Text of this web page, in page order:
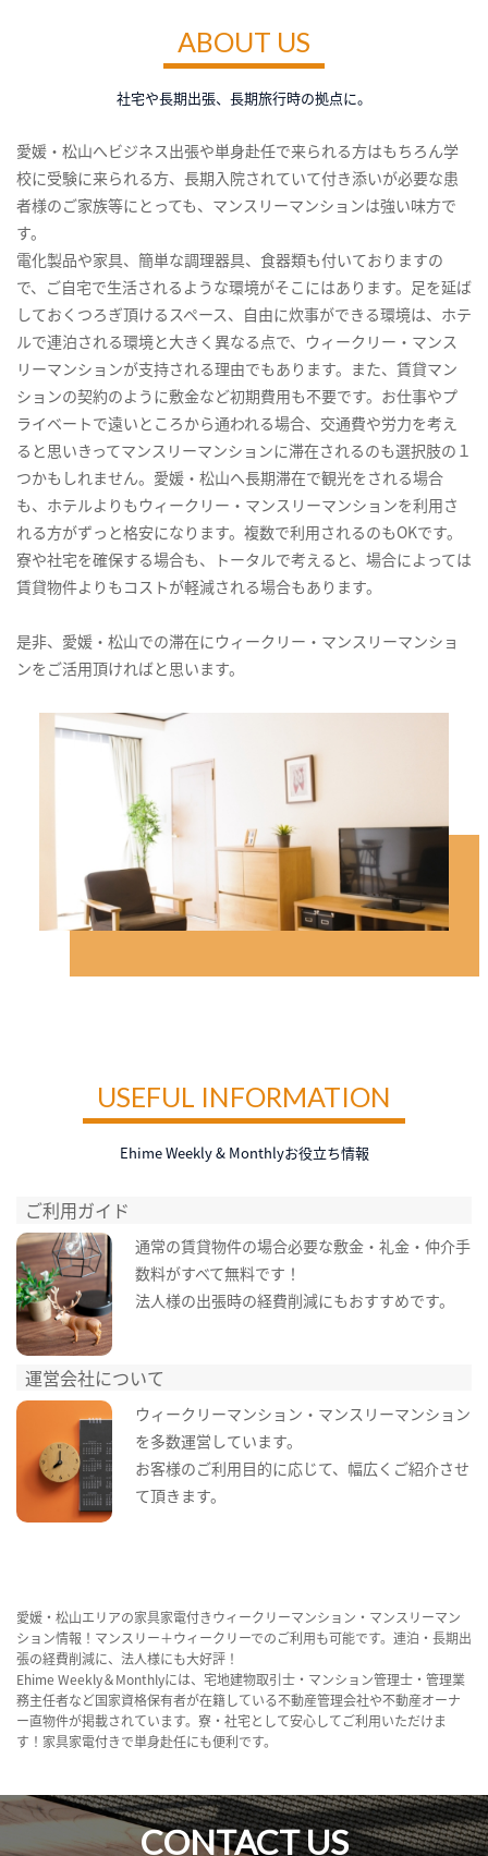
ABOUT US
社宅や長期出張、長期旅行時の拠点に。
愛媛・松山へビジネス出張や単身赴任で来られる方はもちろん学
校に受験に来られる方、長期入院されていて付き添いが必要な患
者様のご家族等にとっても、マンスリーマンションは強い味方で
す。
電化製品や家具、簡単な調理器具、食器類も付いておりますの
で、ご自宅で生活されるような環境がそこにはあります。足を延ば
しておくつろぎ頂けるスペース、自由に炊事ができる環境は、ホテ
ルで連泊される環境と大きく異なる点で、ウィークリー・マンス
リーマンションが支持される理由でもあります。また、賃貸マン
ションの契約のように敷金など初期費用も不要です。お仕事やプ
ライベートで遠いところから通われる場合、交通費や労力を考え
ると思いきってマンスリーマンションに滞在されるのも選択肢の１
つかもしれません。愛媛・松山へ長期滞在で観光をされる場合
も、ホテルよりもウィークリー・マンスリーマンションを利用さ
れる方がずっと格安になります。複数で利用されるのもOKです。
寮や社宅を確保する場合も、トータルで考えると、場合によっては
賃貸物件よりもコストが軽減される場合もあります。
是非、愛媛・松山での滞在にウィークリー・マンスリーマンショ
ンをご活用頂ければと思います。
USEFUL INFORMATION
Ehime Weekly & Monthlyお役立ち情報
ご利用ガイド
通常の賃貸物件の場合必要な敷金・礼金・仲介手
数料がすべて無料です！
法人様の出張時の経費削減にもおすすめです。
運営会社について
ウィークリーマンション・マンスリーマンション
を多数運営しています。
お客様のご利用目的に応じて、幅広くご紹介させ
て頂きます。
愛媛・松山エリアの家具家電付きウィークリーマンション・マンスリーマン
ション情報！マンスリー＋ウィークリーでのご利用も可能です。連泊・長期出
張の経費削減に、法人様にも大好評！
Ehime Weekly＆Monthlyには、宅地建物取引士・マンション管理士・管理業
務主任者など国家資格保有者が在籍している不動産管理会社や不動産オーナ
ー直物件が掲載されています。寮・社宅として安心してご利用いただけま
す！家具家電付きで単身赴任にも便利です。
CONTACT US